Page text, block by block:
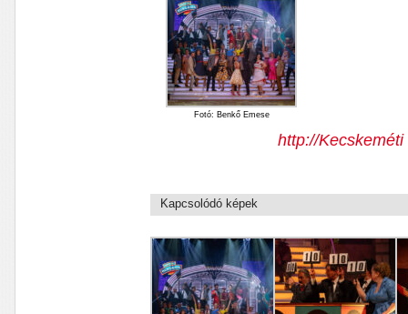
Fotó: Benkő Emese
http://
Kapcsolódó képek